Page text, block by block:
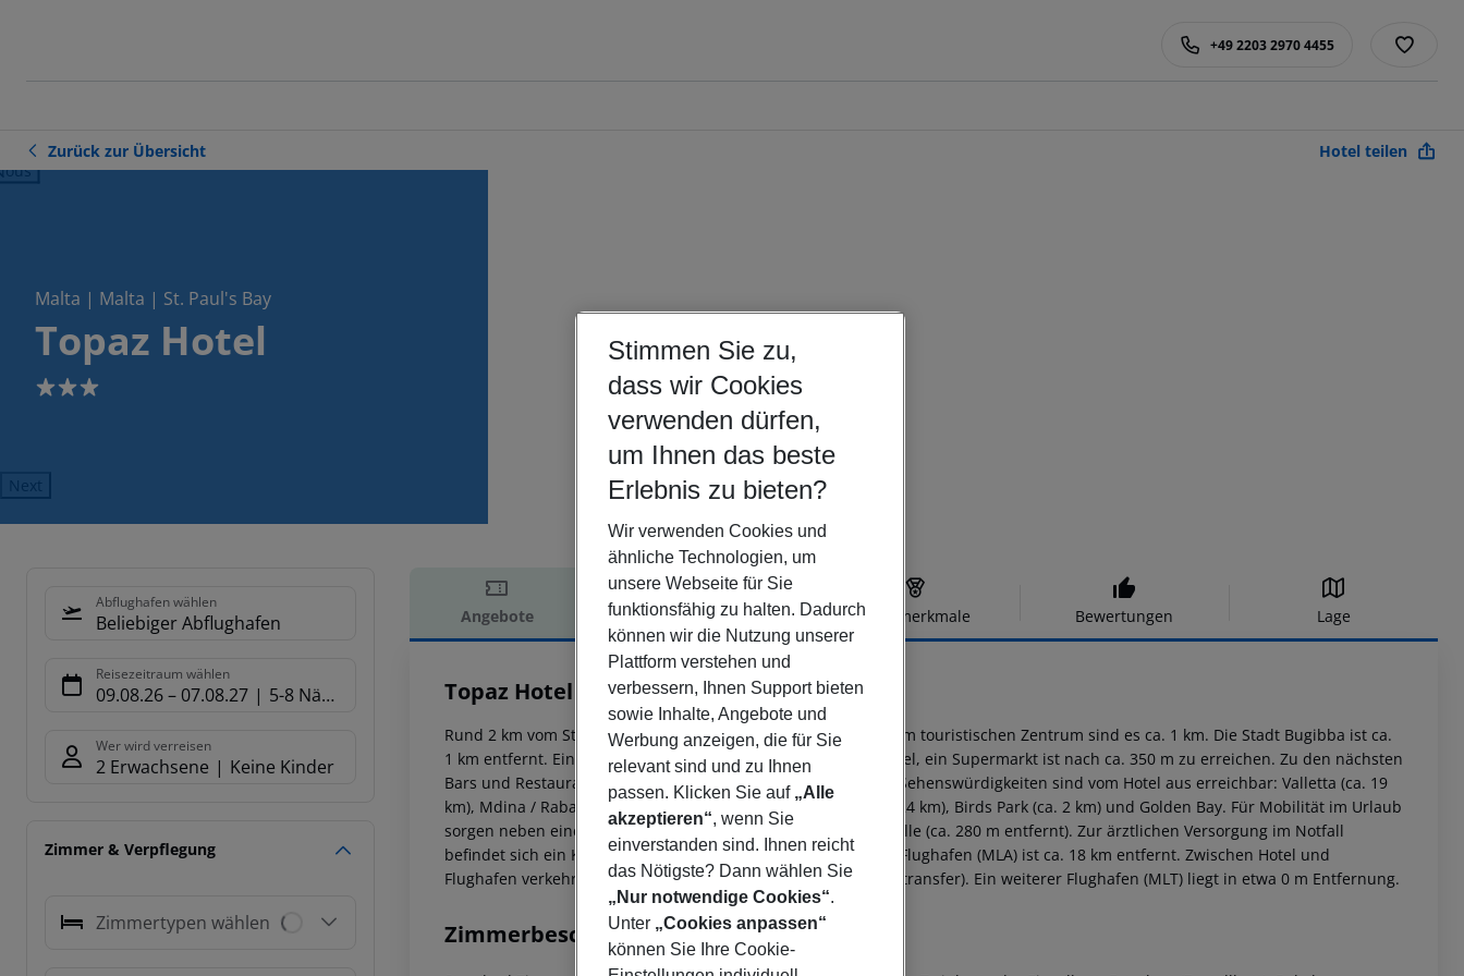
+49 2203 2970 4455
Zurück zur Übersicht Hotel teilen
Malta | Malta | St. Paul's Bay
Topaz Hotel
3
Next
Abflughafen wählen
Beliebiger Abflughafen
Reisezeitraum wählen
09.08.26– 07.08.27 5-8 Nächte
Wer wird verreisen
2 Erwachsene Keine Kinder
Zimmer & Verpflegung
Zimmertypen wählen
Angebote Hotelbeschreibung Hotelmerkmale Bewertungen Lage
Hotelbeschreibung
Topaz Hotel
Rund 2 km vom Strand entfernt liegt das Hotel Topaz Hotel. Zum touristischen Zentrum sind es ca. 1 km. Die Stadt Bugibba ist ca.
1 km entfernt. Einkaufsmöglichkeiten liegen ca. 10 km vom Hotel, ein Supermarkt ist nach ca. 350 m zu erreichen. Zu den nächsten
Bars und Restaurants gelangt man nach rund 1 km. Folgende Sehenswürdigkeiten sind vom Hotel aus erreichbar: Valletta (ca. 19
km), Mdina / Rabat (ca. 10 km), Marsaxlokk Fishing Village (ca. 24 km), Birds Park (ca. 2 km) und Golden Bay. Für Mobilität im Urlaub
sorgen neben einem Mietwagen-Verleih auch eine Bushaltestelle (ca. 280 m entfernt). Zur ärztlichen Versorgung im Notfall
befindet sich ein Krankenhaus in etwa 10 km Entfernung. Der Flughafen (MLA) ist ca. 18 km entfernt. Zwischen Hotel und
Flughafen verkehrt (gegen Gebühr) ein Shuttle (privater Bodentransfer). Ein weiterer Flughafen (MLT) liegt in etwa 0 m Entfernung.
Zimmerbeschreibung
Stimmen Sie zu,
dass wir Cookies
verwenden dürfen,
um Ihnen das beste
Erlebnis zu bieten?
Wir verwenden Cookies und
ähnliche Technologien, um
unsere Webseite für Sie
funktionsfähig zu halten. Dadurch
können wir die Nutzung unserer
Plattform verstehen und
verbessern, Ihnen Support bieten
sowie Inhalte, Angebote und
Werbung anzeigen, die für Sie
relevant sind und zu Ihnen
passen. Klicken Sie auf „Alle
akzeptieren“, wenn Sie
einverstanden sind. Ihnen reicht
das Nötigste? Dann wählen Sie
„Nur notwendige Cookies“.
Unter „Cookies anpassen“
können Sie Ihre Cookie-